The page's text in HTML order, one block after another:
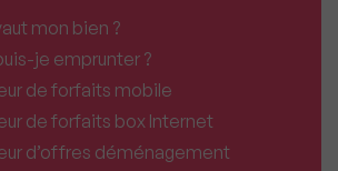
mon bien ?
je emprunter ?
de forfaits mobile
de forfaits box Internet
d’offres déménagement